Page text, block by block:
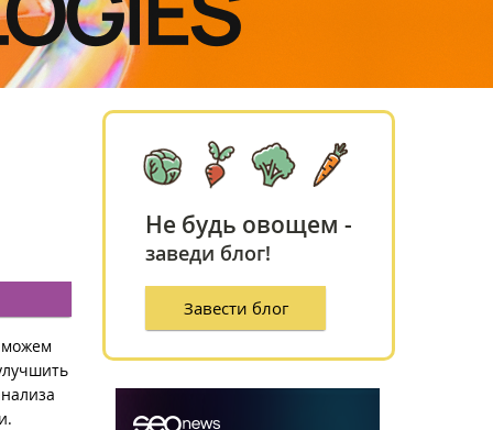
можем
Не будь овощем -
заведи блог!
Завести блог